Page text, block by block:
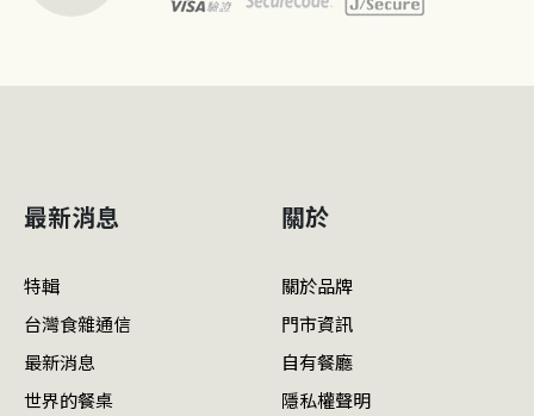
最新消息
特輯
台灣食雜通信
最新消息
世界的餐桌
關於
關於品牌
門市資訊
自有餐廳
隱私權聲明